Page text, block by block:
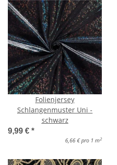
Folienjersey
Schlangenmuster Uni -
schwarz
9,99 € *
6,66 € pro 1 m 2